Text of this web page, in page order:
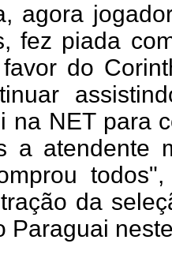
agora
fez piada
do
na NET para
a atendente
da
Paraguai